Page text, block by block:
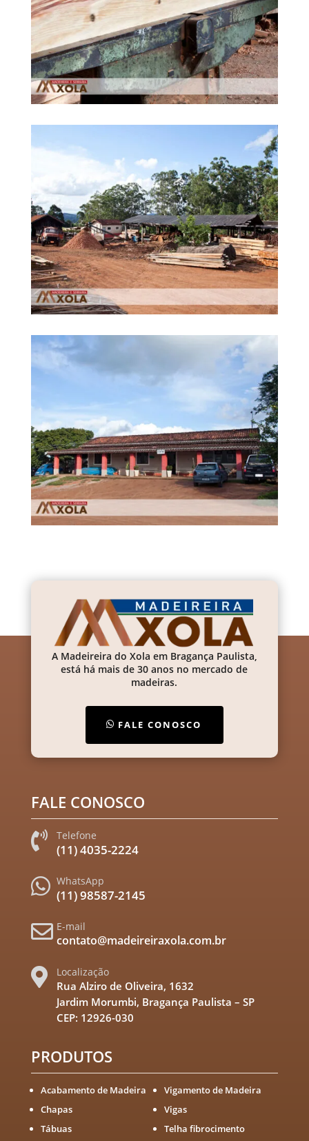
A Madeireira do Xola em Bragança Paulista,
está há mais de 30 anos no mercado de
madeiras.
FALE CONOSCO
FALE CONOSCO
 Telefone
(11) 4035-2224
 WhatsApp
(11) 98587-2145
 E-mail
contato@madeireiraxola.com.br
 Localização
Rua Alziro de Oliveira, 1632
Jardim Morumbi, Bragança Paulista – SP
CEP: 12926-030
PRODUTOS
Acabamento de Madeira
Chapas
Tábuas
Vigamento de Madeira
Vigas
Telha fibrocimento